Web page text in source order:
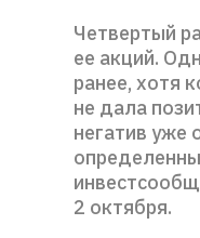
Четвертый
ее акций.
ранее, хотя
не дала
негатив уже
2 октября.